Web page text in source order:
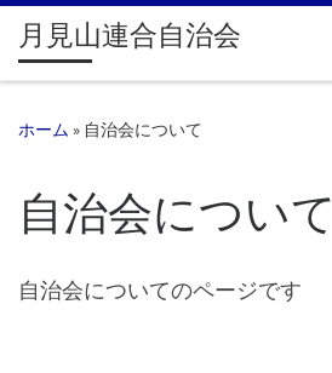
コンテンツへスキップ
月見山連合自治会
ホーム » 自治会について
自治会について
自治会についてのページです